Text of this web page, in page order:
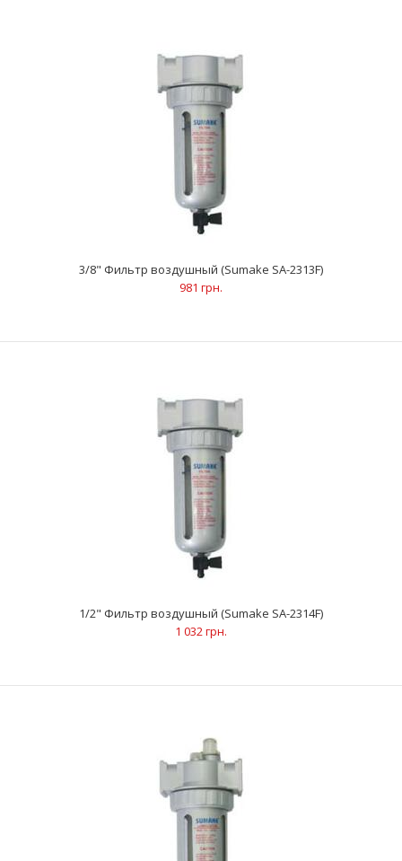
1/4"Регулятор давления с манометром для пневмосистемы
(Sumake SA-20102A)
645 грн.
ХарактеристикиВход / выход внутр. отверстие 1/4 "
ХарактеристикиРабочее давление: 14.7 барОбъем
контейнера: 0.125 лРабочая температура: 60 °CРезьба на..
3/8" Фильтр воздушный (Sumake SA-2313F)
981 грн.
1/2" Фильтр воздушный (Sumake SA-2314F)
1 032 грн.